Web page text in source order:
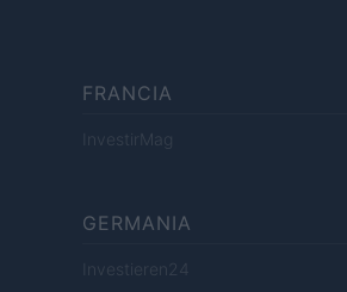
FRANCIA
InvestirMag
GERMANIA
Investieren24